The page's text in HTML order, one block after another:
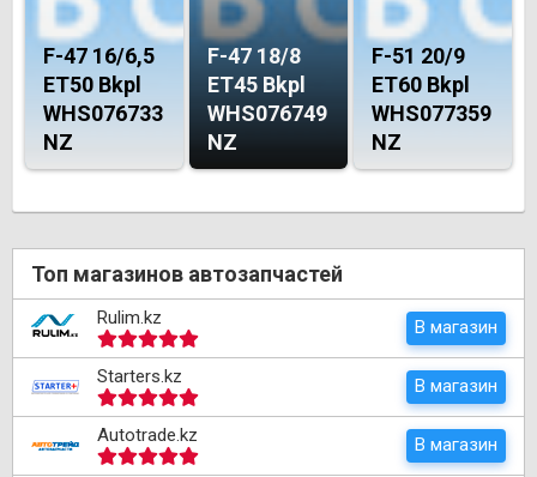
F-47 16/6,5
ET50 Bkpl
WHS076733
NZ
F-47 18/8
ET45 Bkpl
WHS076749
NZ
F-51 20/9
ET60 Bkpl
WHS077359
NZ
Топ магазинов автозапчастей
Rulim.kz В магазин
Starters.kz В магазин
Autotrade.kz В магазин